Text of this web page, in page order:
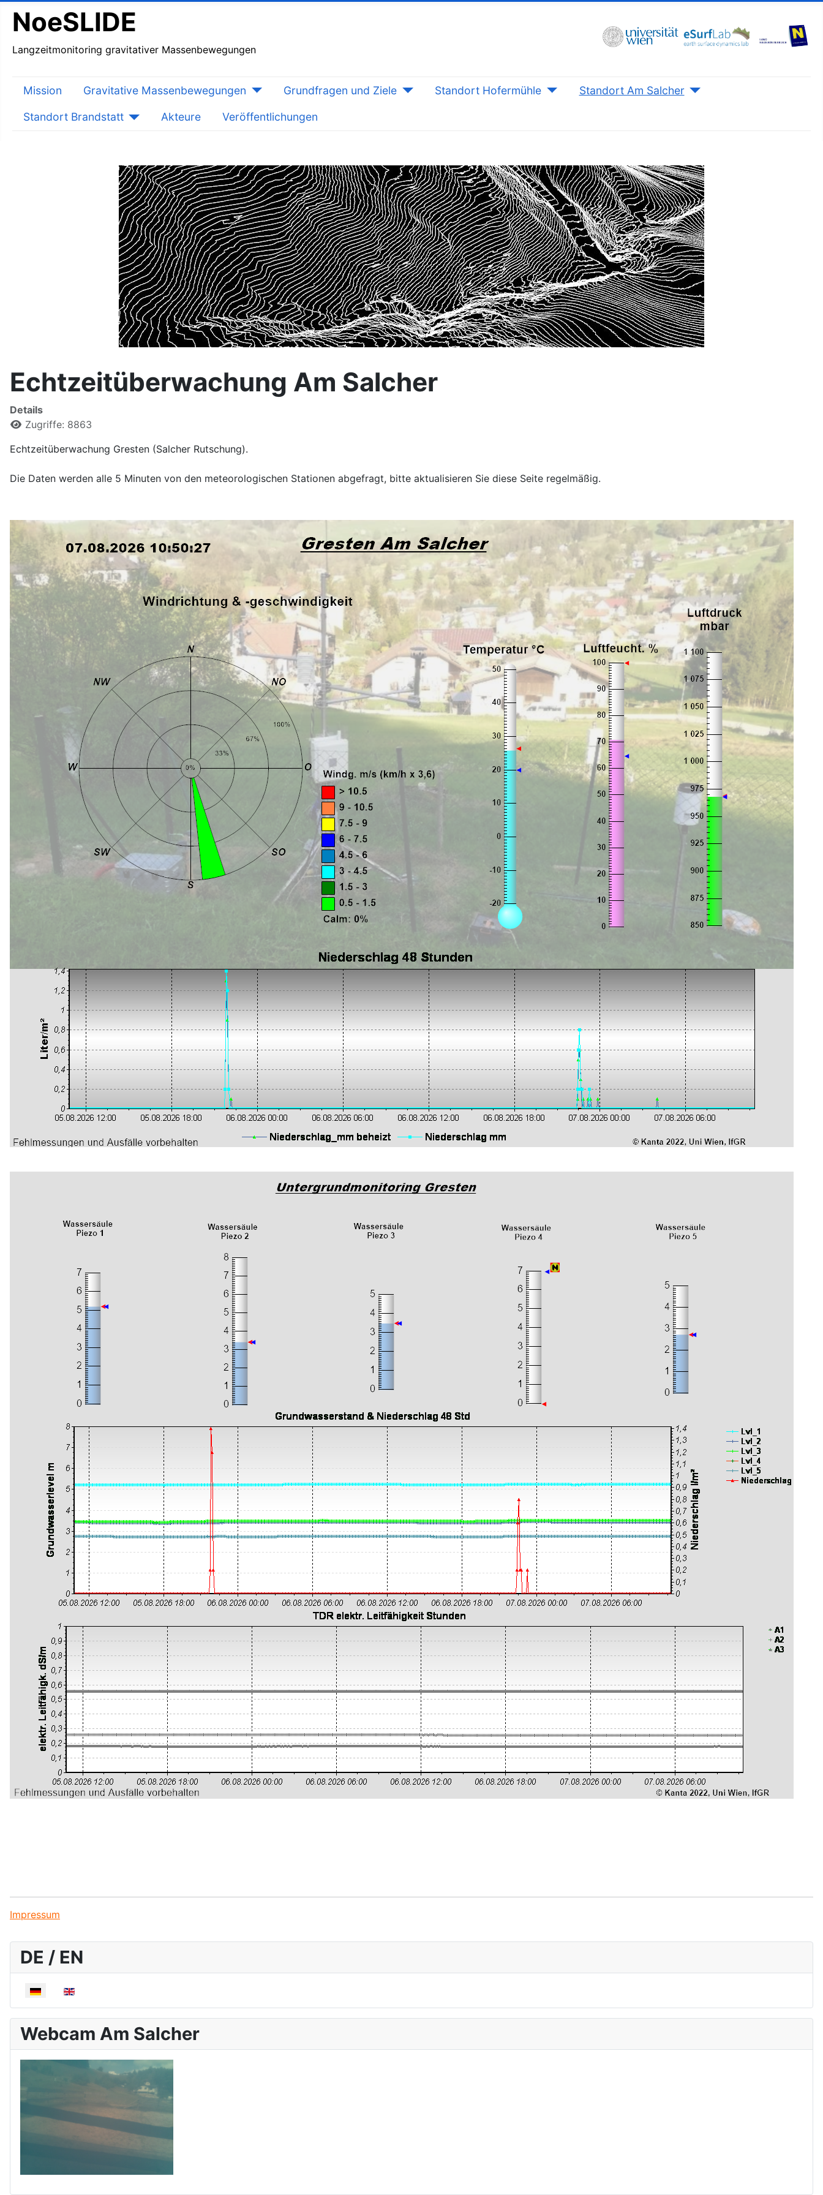
NoeSLIDE
Langzeitmonitoring gravitativer Massenbewegungen
Mission Gravitative Massenbewegungen Grundfragen und Ziele Standort Hofermühle Standort Am Salcher
Standort Brandstatt Akteure Veröffentlichungen
Echtzeitüberwachung Am Salcher
Details
Zugriffe: 8863
Echtzeitüberwachung Gresten (Salcher Rutschung).
Die Daten werden alle 5 Minuten von den meteorologischen Stationen abgefragt, bitte aktualisieren Sie diese Seite regelmäßig.
Impressum
DE / EN
Sprache auswählen
Webcam Am Salcher